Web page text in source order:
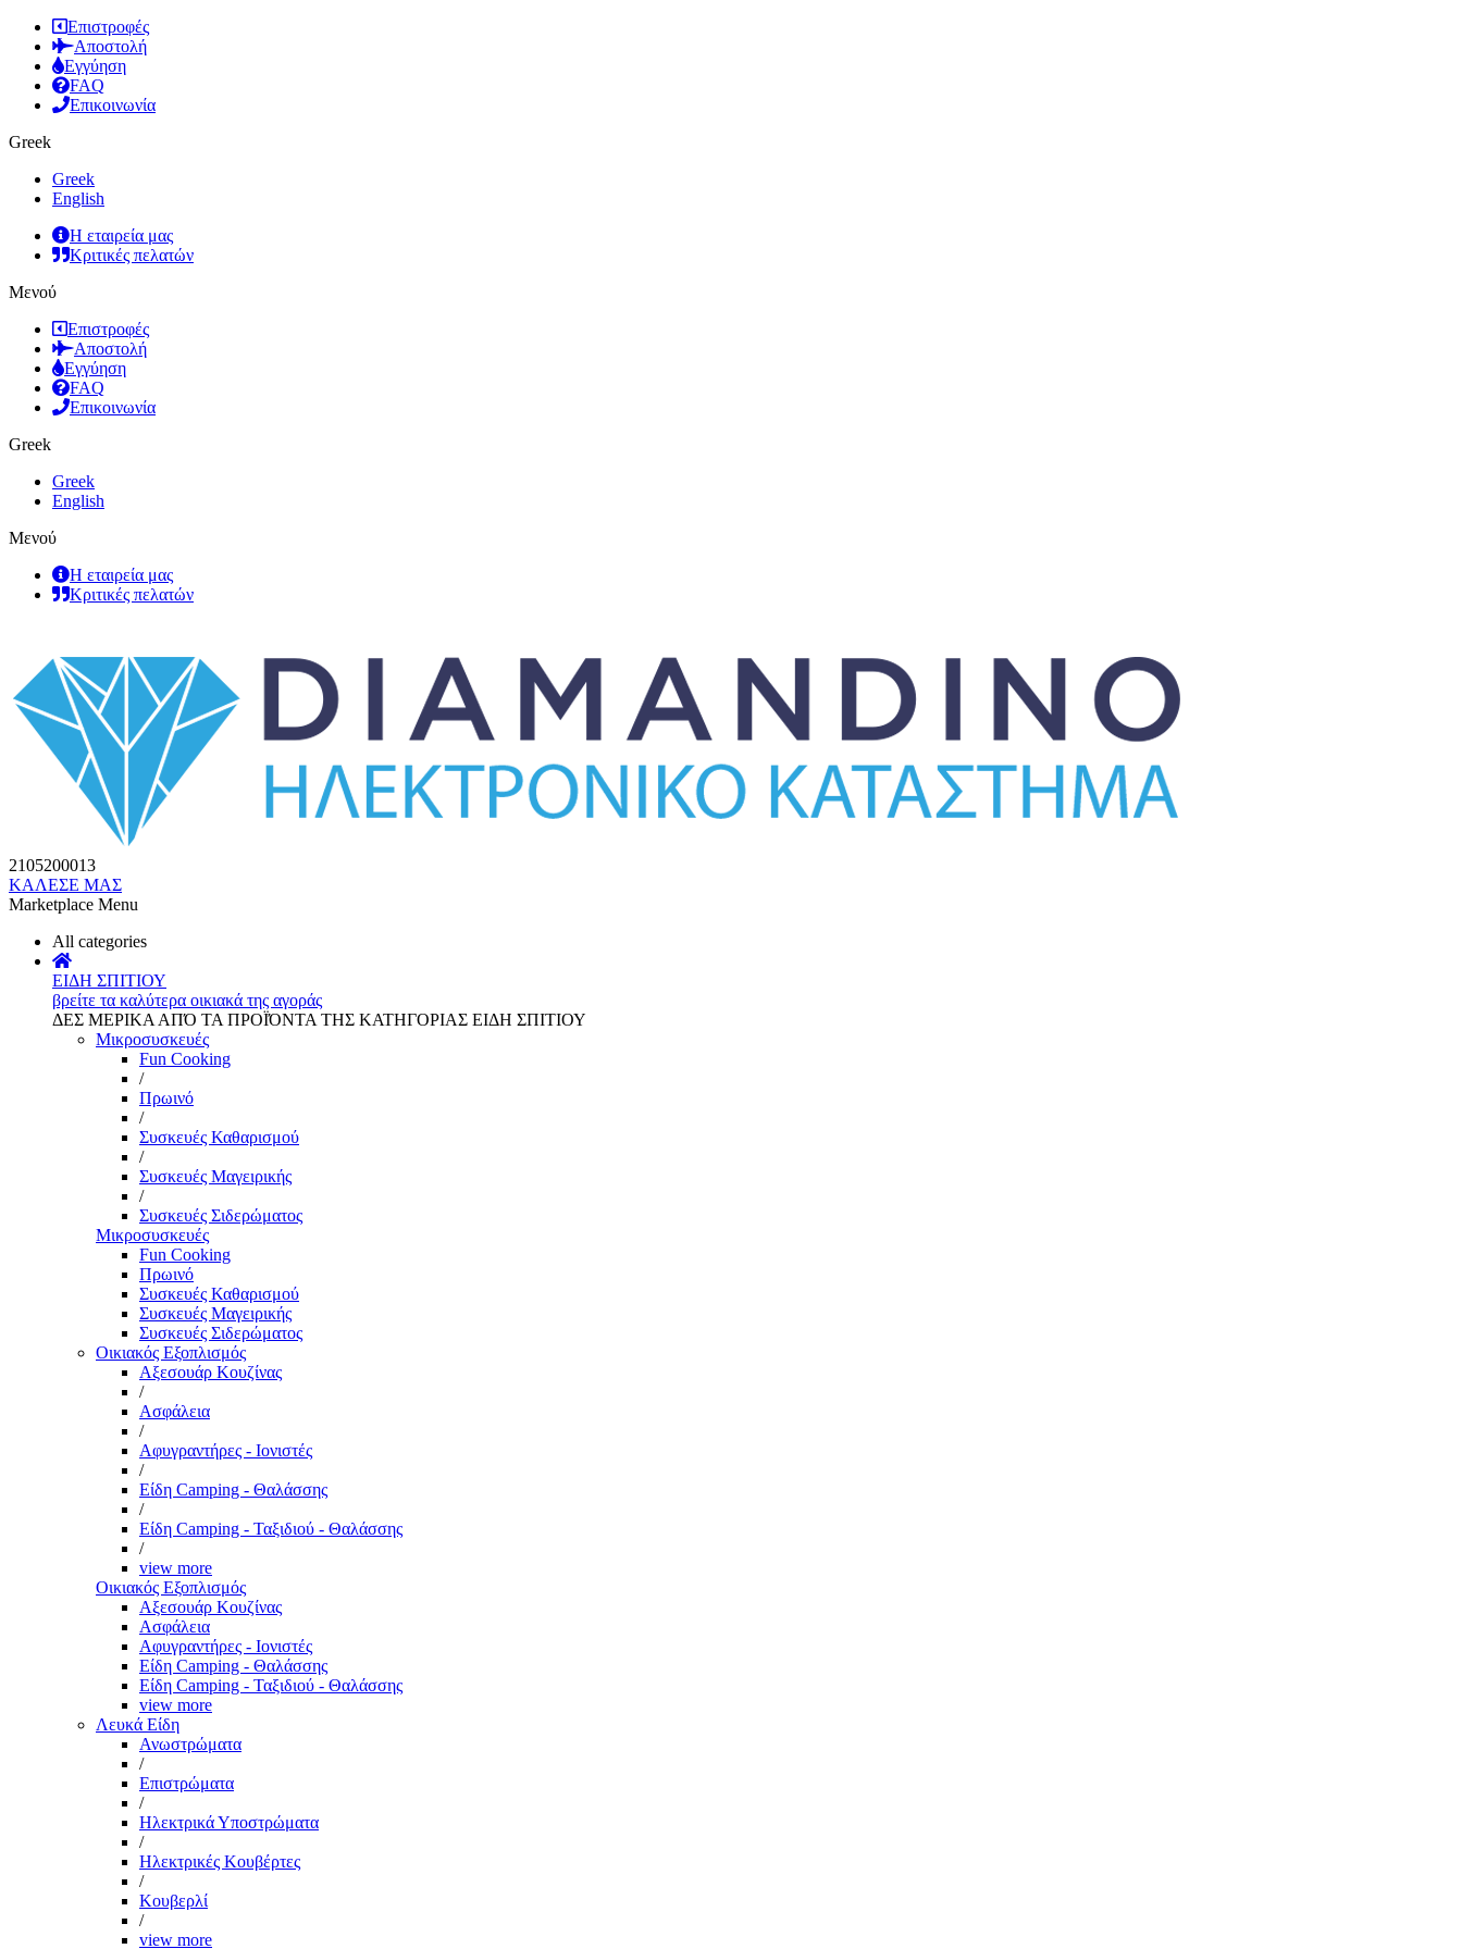
Επιστροφές
Αποστολή
Εγγύηση
FAQ
Επικοινωνία
Greek
Greek
English
Η εταιρεία μας
Κριτικές πελατών
Μενού
Επιστροφές
Αποστολή
Εγγύηση
FAQ
Επικοινωνία
Greek
Greek
English
Μενού
Η εταιρεία μας
Κριτικές πελατών
2105200013
ΚΑΛΕΣΕ ΜΑΣ
Marketplace Menu
All categories
ΕΙΔΗ ΣΠΙΤΙΟΥ
βρείτε τα καλύτερα οικιακά της αγοράς
ΔΕΣ ΜΕΡΙΚΑ ΑΠΌ ΤΑ ΠΡΟΪΌΝΤΑ ΤΗΣ ΚΑΤΗΓΟΡΙΑΣ ΕΙΔΗ ΣΠΙΤΙΟΥ
Μικροσυσκευές
Fun Cooking
/
Πρωινό
/
Συσκευές Καθαρισμού
/
Συσκευές Μαγειρικής
/
Συσκευές Σιδερώματος
Μικροσυσκευές
Fun Cooking
Πρωινό
Συσκευές Καθαρισμού
Συσκευές Μαγειρικής
Συσκευές Σιδερώματος
Οικιακός Εξοπλισμός
Αξεσουάρ Κουζίνας
/
Ασφάλεια
/
Αφυγραντήρες - Ιονιστές
/
Είδη Camping - Θαλάσσης
/
Είδη Camping - Ταξιδιού - Θαλάσσης
/
view more
Οικιακός Εξοπλισμός
Αξεσουάρ Κουζίνας
Ασφάλεια
Αφυγραντήρες - Ιονιστές
Είδη Camping - Θαλάσσης
Είδη Camping - Ταξιδιού - Θαλάσσης
view more
Λευκά Είδη
Ανωστρώματα
/
Επιστρώματα
/
Ηλεκτρικά Υποστρώματα
/
Ηλεκτρικές Κουβέρτες
/
Κουβερλί
/
view more